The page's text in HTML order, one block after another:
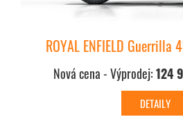
ROYAL ENFIELD Guerrilla
Nová cena - Výprodej:124